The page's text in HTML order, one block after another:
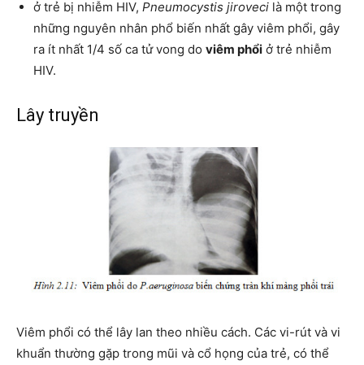
ở trẻ bị nhiễm HIV, Pneumocystis jiroveci là một trong
những nguyên nhân phổ biến nhất gây viêm phổi, gây
ra ít nhất 1/4 số ca tử vong do viêm phổi ở trẻ nhiễm
HIV.
Lây truyền
Viêm phổi có thể lây lan theo nhiều cách. Các vi-rút và vi
khuẩn thường gặp trong mũi và cổ họng của trẻ, có thể